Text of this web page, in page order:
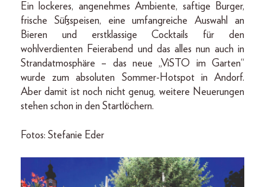
Ein lockeres, angenehmes Ambiente, saftige Burger,
frische Süßspeisen, eine umfangreiche Auswahl an
Bieren und erstklassige Cocktails für den
wohlverdienten Feierabend und das alles nun auch in
Strandatmosphäre – das neue „ViSTO im Garten“
wurde zum absoluten Sommer-Hotspot in Andorf.
Aber damit ist noch nicht genug, weitere Neuerungen
stehen schon in den Startlöchern.
Fotos: Stefanie Eder